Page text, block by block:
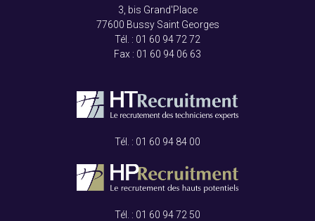
3, bis Grand'Place
77600 Bussy Saint Georges
Tél. : 01 60 94 72 72
Fax : 01 60 94 06 63
Tél. : 01 60 94 84 00
Tél. : 01 60 94 72 50